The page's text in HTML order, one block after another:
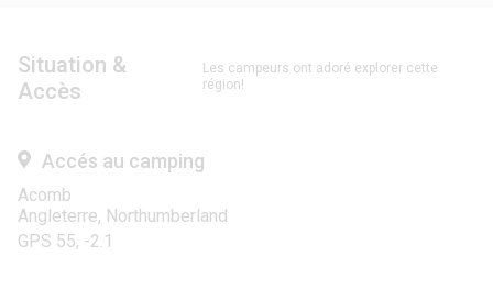
Situation &
Accès
Les campeurs ont adoré explorer cette
région!
Accés au camping
Acomb
Angleterre, Northumberland
GPS 55, -2.1